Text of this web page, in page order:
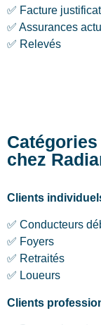
✅ Facture
✅ Assurances
✅ Relevés
chez
Clients
✅ Conducteurs
✅ Foyers
✅ Retraités
✅ Loueurs
Clients